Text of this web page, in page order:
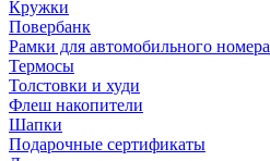
Кружки
Повербанк
Рамки для автомобильного номера
Термосы
Толстовки и худи
Флеш накопители
Шапки
Подарочные сертификаты